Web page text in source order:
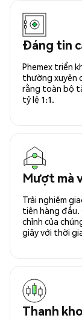
Đáng tin
Phemex triển
thường xuyên
rằng toàn bộ
tỷ lệ 1:1.
Mượt mà
Trải nghiệm
tiên hàng
chỉnh của
giây với thời
Thanh